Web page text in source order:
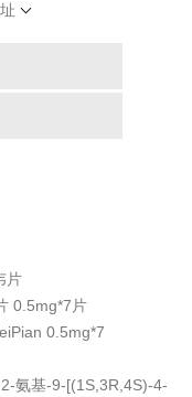
片
0.5mg*7片
0.5mg*7
氨基-9-[(1S,3R,4S)-4-